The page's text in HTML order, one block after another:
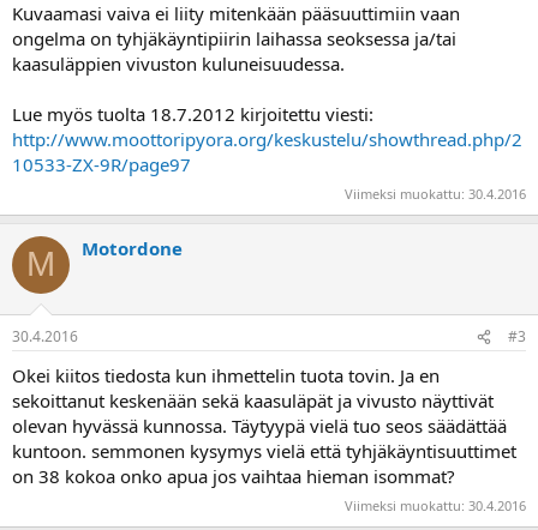
Kuvaamasi vaiva ei liity mitenkään pääsuuttimiin vaan
ongelma on tyhjäkäyntipiirin laihassa seoksessa ja/tai
kaasuläppien vivuston kuluneisuudessa.
Lue myös tuolta 18.7.2012 kirjoitettu viesti:
http://www.moottoripyora.org/keskustelu/showthread.php/2
10533-ZX-9R/page97
Viimeksi muokattu: 30.4.2016
M Motordone
30.4.2016 #3
Okei kiitos tiedosta kun ihmettelin tuota tovin. Ja en
sekoittanut keskenään sekä kaasuläpät ja vivusto näyttivät
olevan hyvässä kunnossa. Täytyypä vielä tuo seos säädättää
kuntoon. semmonen kysymys vielä että tyhjäkäyntisuuttimet
on 38 kokoa onko apua jos vaihtaa hieman isommat?
Viimeksi muokattu: 30.4.2016